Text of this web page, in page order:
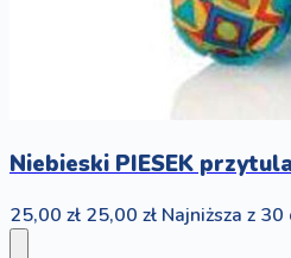
Niebieski PIESEK
25,00 zł 25,00 zł Najniższa z